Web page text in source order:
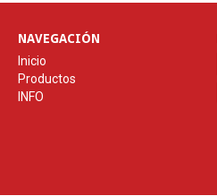
NAVEGACIÓN
Inicio
Productos
INFO